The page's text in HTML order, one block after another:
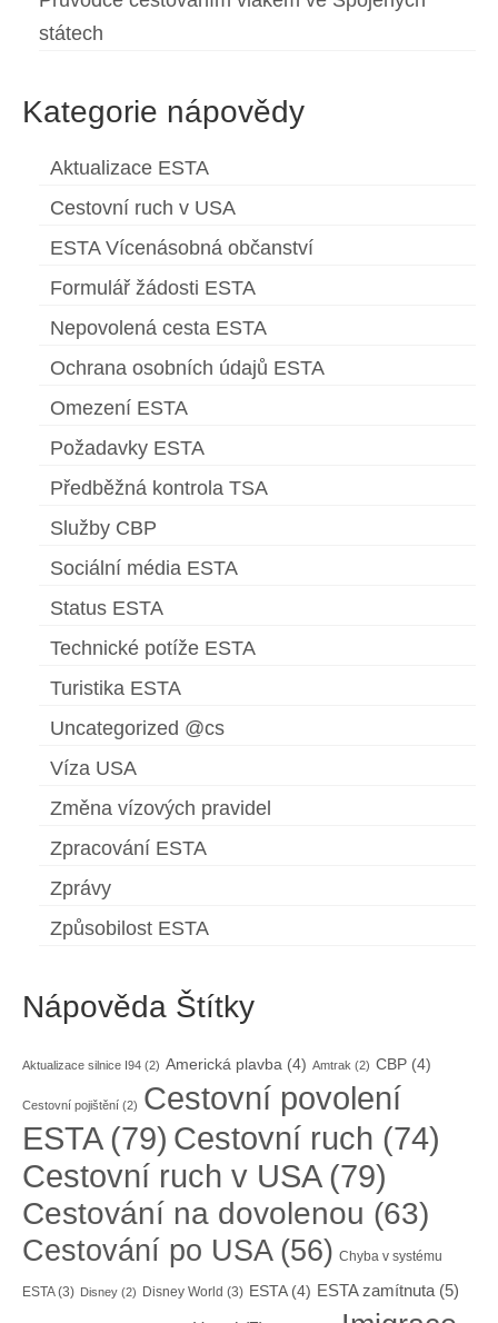
státech
Kategorie nápovědy
Aktualizace ESTA
Cestovní ruch v USA
ESTA Vícenásobná občanství
Formulář žádosti ESTA
Nepovolená cesta ESTA
Ochrana osobních údajů ESTA
Omezení ESTA
Požadavky ESTA
Předběžná kontrola TSA
Služby CBP
Sociální média ESTA
Status ESTA
Technické potíže ESTA
Turistika ESTA
Uncategorized @cs
Víza USA
Změna vízových pravidel
Zpracování ESTA
Zprávy
Způsobilost ESTA
Nápověda Štítky
Aktualizace silnice I94 (2) Americká plavba (4) Amtrak (2) CBP (4)
Cestovní pojištění (2) Cestovní povolení
ESTA(79) Cestovní ruch (74)
Cestovní ruch v USA(79)
Cestování na dovolenou (63)
Cestování po USA(56) Chyba v systému
ESTA(3) Disney (2) Disney World (3) ESTA(4) ESTA zamítnuta(5)